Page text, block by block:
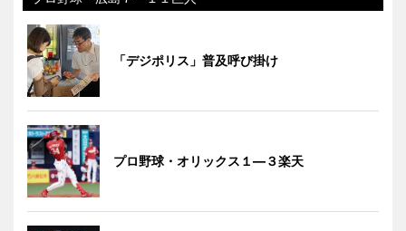
「デジポリス」普及呼び掛け
プロ野球・オリックス１―３楽天